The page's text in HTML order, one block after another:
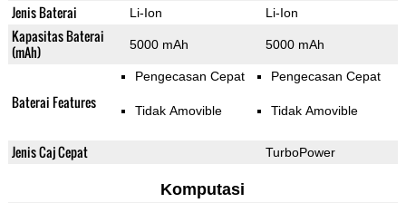
Jenis Baterai Li-Ion Li-Ion
Kapasitas Baterai
(mAh)
5000 mAh 5000 mAh
Baterai Features
Pengecasan Cepat
Tidak Amovible
Pengecasan Cepat
Tidak Amovible
Jenis Caj Cepat TurboPower
Komputasi